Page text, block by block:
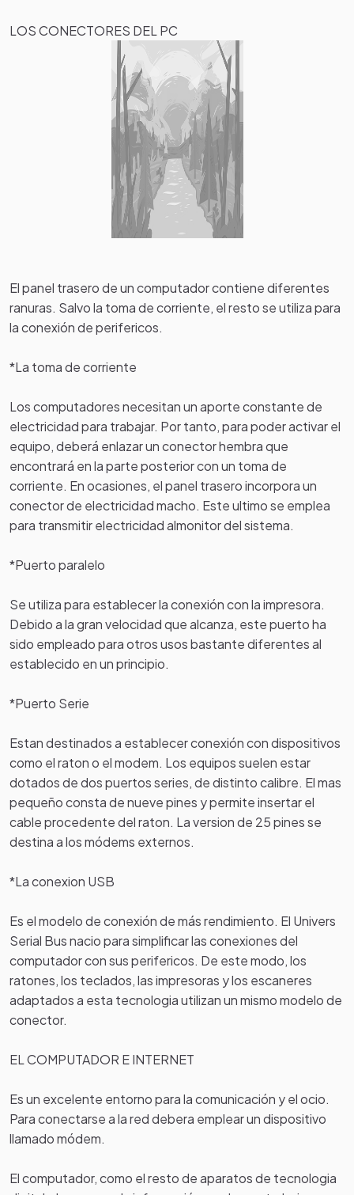
LOS CONECTORES DEL PC
El panel trasero de un computador contiene diferentes
ranuras. Salvo la toma de corriente, el resto se utiliza para
la conexión de perifericos.
*La toma de corriente
Los computadores necesitan un aporte constante de
electricidad para trabajar. Por tanto, para poder activar el
equipo, deberá enlazar un conector hembra que
encontrará en la parte posterior con un toma de
corriente. En ocasiones, el panel trasero incorpora un
conector de electricidad macho. Este ultimo se emplea
para transmitir electricidad almonitor del sistema.
*Puerto paralelo
Se utiliza para establecer la conexión con la impresora.
Debido a la gran velocidad que alcanza, este puerto ha
sido empleado para otros usos bastante diferentes al
establecido en un principio.
*Puerto Serie
Estan destinados a establecer conexión con dispositivos
como el raton o el modem. Los equipos suelen estar
dotados de dos puertos series, de distinto calibre. El mas
pequeño consta de nueve pines y permite insertar el
cable procedente del raton. La version de 25 pines se
destina a los módems externos.
*La conexion USB
Es el modelo de conexión de más rendimiento. El Univers
Serial Bus nacio para simplificar las conexiones del
computador con sus perifericos. De este modo, los
ratones, los teclados, las impresoras y los escaneres
adaptados a esta tecnologia utilizan un mismo modelo de
conector.
EL COMPUTADOR E INTERNET
Es un excelente entorno para la comunicación y el ocio.
Para conectarse a la red debera emplear un dispositivo
llamado módem.
El computador, como el resto de aparatos de tecnologia